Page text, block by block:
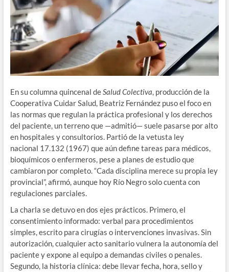
En su columna quincenal deSalud Colectiva, producción de la
Cooperativa Cuidar Salud, Beatriz Fernández puso el foco en
las normas que regulan la práctica profesional y los derechos
del paciente, un terreno que —admitió— suele pasarse por alto
en hospitales y consultorios. Partió de la vetusta ley
nacional 17.132 (1967) que aún define tareas para médicos,
bioquímicos o enfermeros, pese a planes de estudio que
cambiaron por completo. “Cada disciplina merece su propia ley
provincial”, afirmó, aunque hoy Río Negro solo cuenta con
regulaciones parciales.
La charla se detuvo en dos ejes prácticos. Primero, el
consentimiento informado: verbal para procedimientos
simples, escrito para cirugías o intervenciones invasivas. Sin
autorización, cualquier acto sanitario vulnera la autonomía del
paciente y expone al equipo a demandas civiles o penales.
Segundo, la historia clínica: debe llevar fecha, hora, sello y